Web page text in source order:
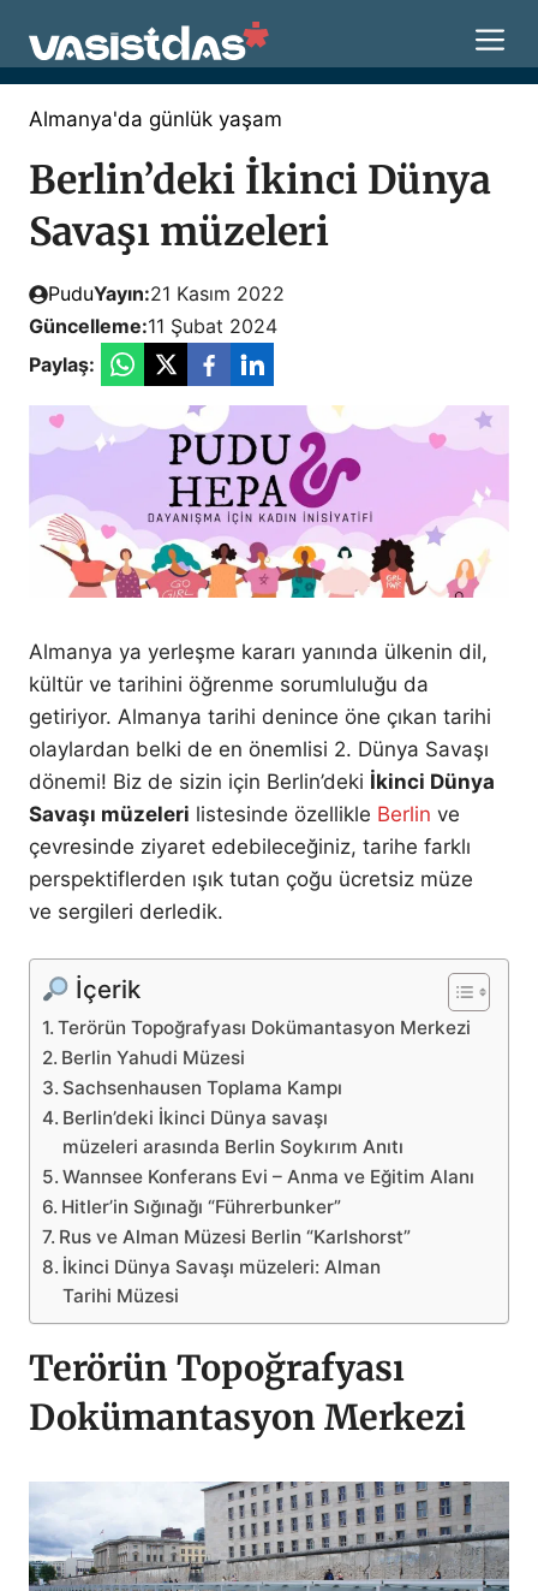
atla
Almanya'da günlük yaşam
Berlin’deki İkinci Dünya
Savaşı müzeleri
PuduYayın:21 Kasım 2022
Güncelleme:11 Şubat 2024
Paylaş:
Almanya ya yerleşme kararı yanında ülkenin dil,
kültür ve tarihini öğrenme sorumluluğu da
getiriyor. Almanya tarihi denince öne çıkan tarihi
olaylardan belki de en önemlisi 2. Dünya Savaşı
dönemi! Biz de sizin için Berlin’deki İkinci Dünya
Savaşı müzeleri listesinde özellikle Berlin ve
çevresinde ziyaret edebileceğiniz, tarihe farklı
perspektiflerden ışık tutan çoğu ücretsiz müze
ve sergileri derledik.
İçerik
Terörün Topoğrafyası Dokümantasyon Merkezi
Berlin Yahudi Müzesi
Sachsenhausen Toplama Kampı
Berlin’deki İkinci Dünya savaşı
müzeleri arasında Berlin Soykırım Anıtı
Wannsee Konferans Evi – Anma ve Eğitim Alanı
Hitler’in Sığınağı “Führerbunker”
Rus ve Alman Müzesi Berlin “Karlshorst”
İkinci Dünya Savaşı müzeleri: Alman
Tarihi Müzesi
Terörün Topoğrafyası
Dokümantasyon Merkezi